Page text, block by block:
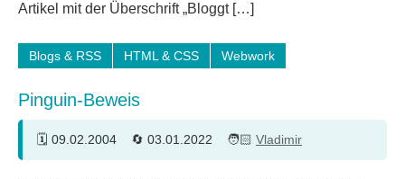
Artikel mit der Überschrift „Bloggt […]
Blogs & RSS HTML & CSS Webwork
Pinguin-Beweis
09.02.2004 03.01.2022 Vladimir